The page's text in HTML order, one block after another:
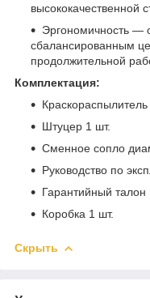
высококачественной
Эргономичность —
сбалансированным
продолжительной
Комплектация:
Штуцер 1 шт.
Сменное сопло
Руководство по
Гарантийный талон
Коробка 1 шт.
Скрыть